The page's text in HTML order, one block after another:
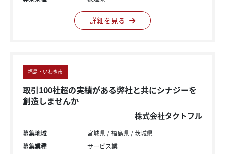
詳細を見る
福島・いわき市
取引100社超の実績がある弊社と共にシナジーを
創造しませんか
株式会社タクトフル
募集地域 宮城県 福島県
茨城県
募集業種
サービス業